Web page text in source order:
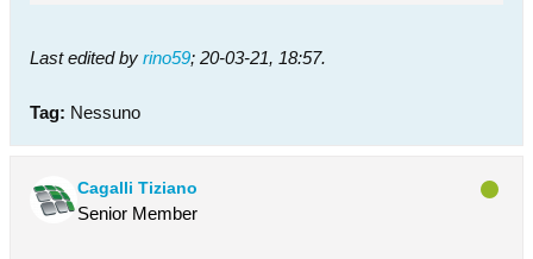
Last edited by rino59; 20-03-21, 18:57.
Tag: Nessuno
Cagalli Tiziano
Senior Member